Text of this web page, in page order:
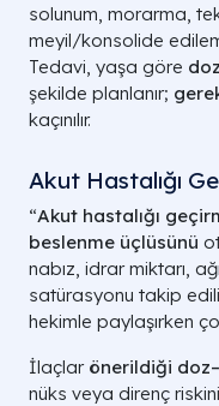
solunum, morarma,
meyil/konsolide
Tedavi, yaşa göre
şekilde planlanır;
kaçınılır.
Akut Hastalığı
“Akut hastalığı
beslenme üçlüsünü
nabız, idrar miktarı,
satürasyonu takip
hekimle paylaşırken
İlaçlar önerildiği
nüks veya direnç